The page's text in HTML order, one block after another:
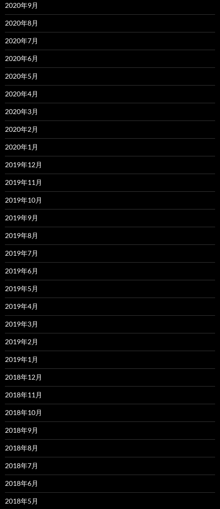
2020年9月
2020年8月
2020年7月
2020年6月
2020年5月
2020年4月
2020年3月
2020年2月
2020年1月
2019年12月
2019年11月
2019年10月
2019年9月
2019年8月
2019年7月
2019年6月
2019年5月
2019年4月
2019年3月
2019年2月
2019年1月
2018年12月
2018年11月
2018年10月
2018年9月
2018年8月
2018年7月
2018年6月
2018年5月